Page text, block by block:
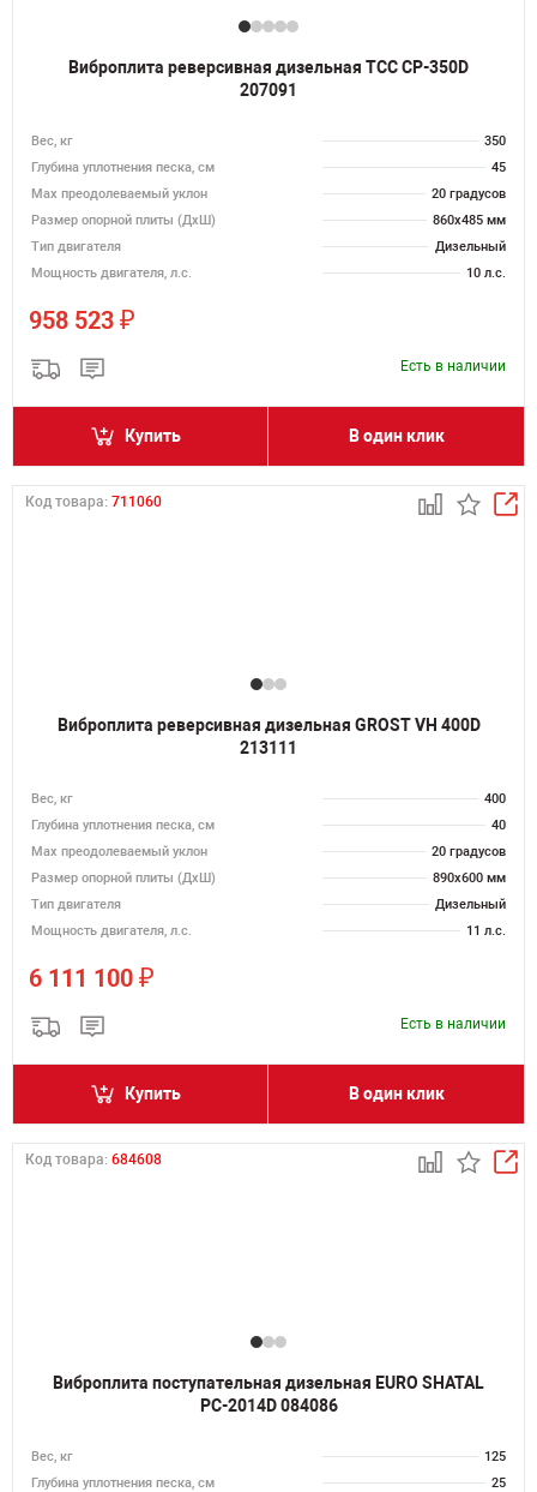
Виброплита реверсивная дизельная ТСС CP-350D
207091
Вес, кг
350
Глубина уплотнения песка, см
45
Max преодолеваемый уклон
20 градусов
Размер опорной плиты (ДхШ)
860х485 мм
Тип двигателя
Дизельный
Мощность двигателя, л.с.
10 л.с.
958 523 ₽
Есть в наличии
Купить В один клик
Код товара: 711060
Виброплита реверсивная дизельная GROST VH 400D
213111
Вес, кг
400
Глубина уплотнения песка, см
40
Max преодолеваемый уклон
20 градусов
Размер опорной плиты (ДхШ)
890х600 мм
Тип двигателя
Дизельный
Мощность двигателя, л.с.
11 л.с.
6 111 100 ₽
Есть в наличии
Купить В один клик
Код товара: 684608
Виброплита поступательная дизельная EURO SHATAL
РС-2014D 084086
Вес, кг
125
Глубина уплотнения песка, см
25